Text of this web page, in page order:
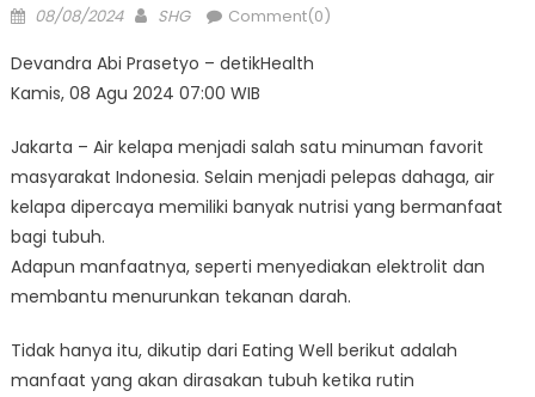
Posted
08/08/2024 Author
SHG Comment(0)
Devandra Abi Prasetyo – detikHealth
Kamis, 08 Agu 2024 07:00 WIB
Jakarta – Air kelapa menjadi salah satu minuman favorit
masyarakat Indonesia. Selain menjadi pelepas dahaga, air
kelapa dipercaya memiliki banyak nutrisi yang bermanfaat
bagi tubuh.
Adapun manfaatnya, seperti menyediakan elektrolit dan
membantu menurunkan tekanan darah.
Tidak hanya itu, dikutip dari Eating Well berikut adalah
manfaat yang akan dirasakan tubuh ketika rutin